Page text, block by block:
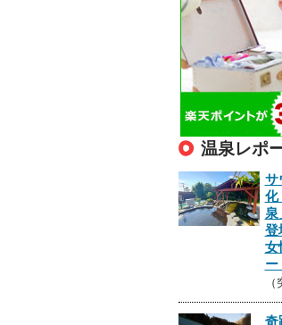
温泉レポ
サ
化
泉
登
女
ー
奇